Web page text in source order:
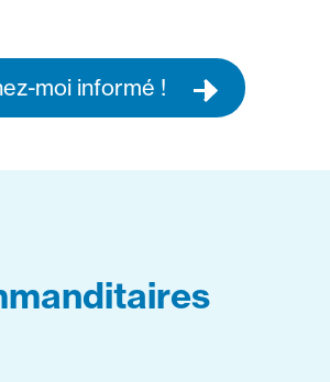
moi informé !